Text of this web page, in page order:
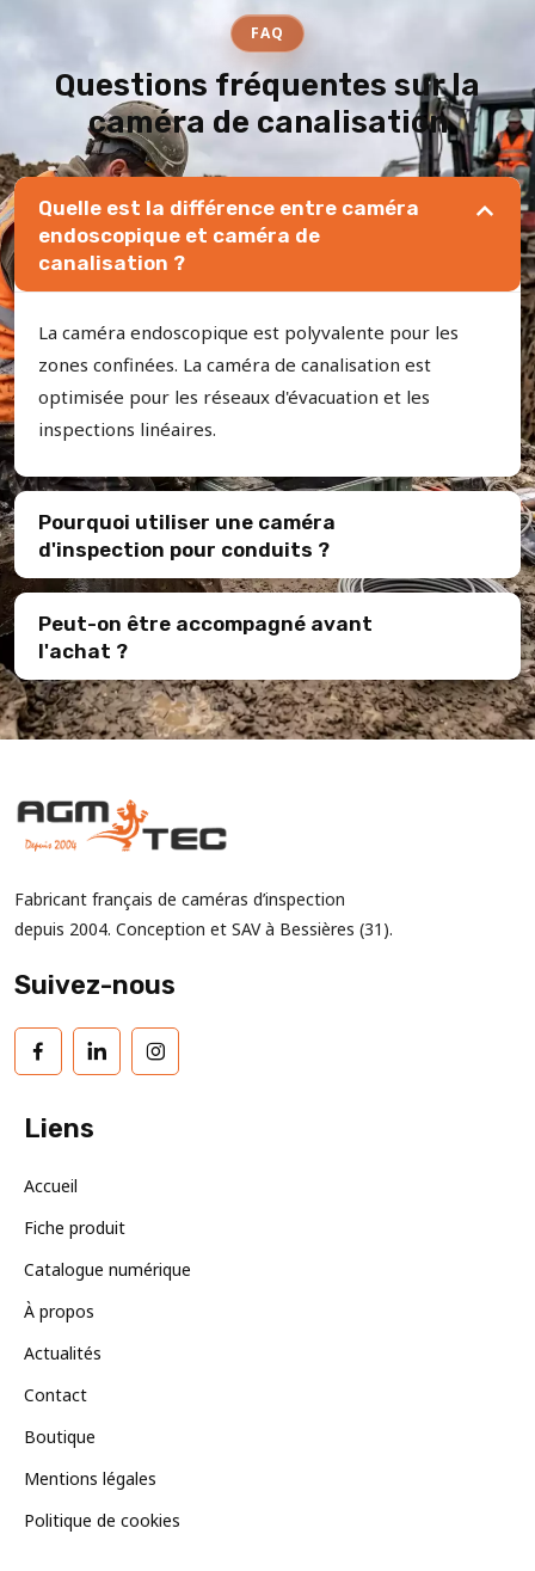
FAQ
Questions fréquentes sur la
caméra de canalisation
Quelle est la différence entre caméra
endoscopique et caméra de
canalisation ?
La caméra endoscopique est polyvalente pour les
zones confinées. La caméra de canalisation est
optimisée pour les réseaux d'évacuation et les
inspections linéaires.
Pourquoi utiliser une caméra
d'inspection pour conduits ?
Peut-on être accompagné avant
l'achat ?
Fabricant français de caméras d’inspection
depuis 2004. Conception et SAV à Bessières (31).
Suivez-nous
FacebookLinkedIn
Liens
Accueil
Fiche produit
Catalogue numérique
À propos
Actualités
Contact
Boutique
Mentions légales
Politique de cookies